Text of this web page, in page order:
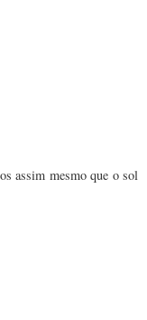
assim mesmo que o sol